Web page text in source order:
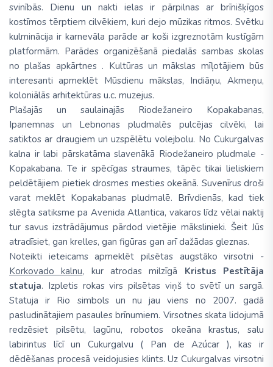
svinībās. Dienu un nakti ielas ir pārpilnas ar brīnišķīgos
kostīmos tērptiem cilvēkiem, kuri dejo mūzikas ritmos. Svētku
kulminācija ir karnevāla parāde ar koši izgreznotām kustīgām
platformām. Parādes organizēšanā piedalās sambas skolas
no plašas apkārtnes . Kultūras un mākslas mīļotājiem būs
interesanti apmeklēt Mūsdienu mākslas, Indiāņu, Akmeņu,
koloniālās arhitektūras u.c. muzejus.
Plašajās un saulainajās Riodežaneiro Kopakabanas,
Ipanemnas un Lebnonas pludmalēs pulcējas cilvēki, lai
satiktos ar draugiem un uzspēlētu volejbolu. No Cukurgalvas
kalna ir labi pārskatāma slavenākā Riodežaneiro pludmale -
Kopakabana. Te ir spēcīgas straumes, tāpēc tikai lieliskiem
peldētājiem pietiek drosmes mesties okeānā. Suvenīrus droši
varat meklēt Kopakabanas pludmalē. Brīvdienās, kad tiek
slēgta satiksme pa Avenida Atlantica, vakaros līdz vēlai naktij
tur savus izstrādājumus pārdod vietējie mākslinieki. Šeit Jūs
atradīsiet, gan krelles, gan figūras gan arī dažādas gleznas.
Noteikti ieteicams apmeklēt pilsētas augstāko virsotni -
Korkovado kalnu, kur atrodas milzīgā Kristus Pestītāja
statuja. Izpletis rokas virs pilsētas viņš to svētī un sargā.
Statuja ir Rio simbols un nu jau viens no 2007. gadā
pasludinātajiem pasaules brīnumiem. Virsotnes skata lidojumā
redzēsiet pilsētu, lagūnu, robotos okeāna krastus, salu
labirintus līcī un Cukurgalvu ( Pan de Azúcar ), kas ir
dēdēšanas procesā veidojusies klints. Uz Cukurgalvas virsotni